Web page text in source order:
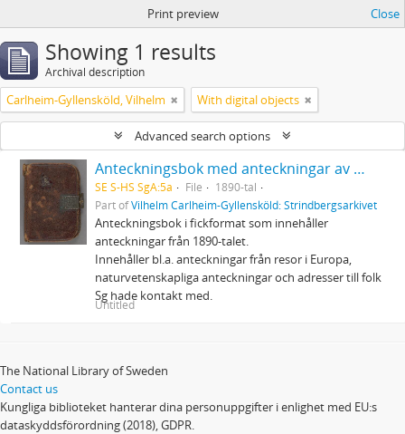
Print preview Close
Showing 1 results
Archival description
Carlheim-Gyllensköld, Vilhelm With digital objects
Advanced search options
Anteckningsbok med anteckningar av Strindberg
SE S-HS SgA:5a File
1890-tal
Part ofVilhelm Carlheim-Gyllensköld: Strindbergsarkivet
Anteckningsbok i fickformat som innehåller
anteckningar från 1890-talet.
Innehåller bl.a. anteckningar från resor i Europa,
naturvetenskapliga anteckningar och adresser till folk
Sg hade kontakt med.
Untitled
The National Library of Sweden
Contact us
Kungliga biblioteket hanterar dina personuppgifter i enlighet med EU:s
dataskyddsförordning (2018), GDPR.